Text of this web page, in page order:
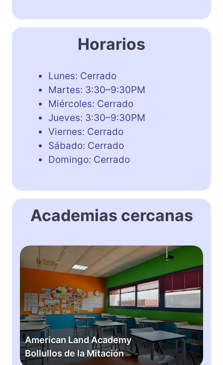
Horarios
Lunes: Cerrado
Martes: 3:30–9:30PM
Miércoles: Cerrado
Jueves: 3:30–9:30PM
Viernes: Cerrado
Sábado: Cerrado
Domingo: Cerrado
Academias cercanas
American Land Academy
Bollullos de la Mitación
A
m
a
n
L
a